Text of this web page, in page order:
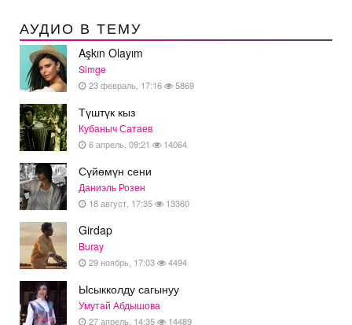
АУДИО В ТЕМУ
Aşkın Olayım
Simge
23 февраль, 17:16 5869
Түштүк кыз
Кубаныч Сатаев
6 апрель, 09:21 14064
Сүйөмүн сени
Даниэль Розен
18 август, 17:35 13360
Girdap
Buray
29 ноябрь, 17:03 4494
Ысыкколду сагынуу
Умутай Абдышова
27 апрель, 14:35 14489